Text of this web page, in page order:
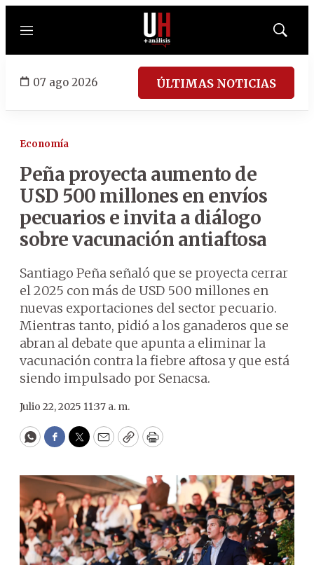
Menú
Mostrar
07 ago 2026 ÚLTIMAS NOTICIAS
Economía
Peña proyecta aumento de
USD 500 millones en envíos
pecuarios e invita a diálogo
sobre vacunación antiaftosa
Santiago Peña señaló que se proyecta cerrar
el 2025 con más de USD 500 millones en
nuevas exportaciones del sector pecuario.
Mientras tanto, pidió a los ganaderos que se
abran al debate que apunta a eliminar la
vacunación contra la fiebre aftosa y que está
siendo impulsado por Senacsa.
Julio 22, 2025 11:37 a. m.
WhatsApp
Facebook
Twitter
EmailCopyPrint